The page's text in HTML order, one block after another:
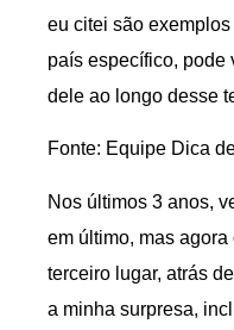
eu citei são
país específico, pode
dele ao longo desse
Fonte: Equipe Dica
Nos últimos 3 anos,
em último, mas
terceiro lugar, atrás
a minha surpresa,